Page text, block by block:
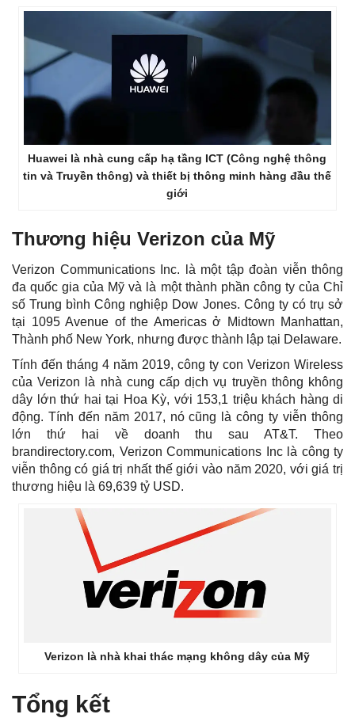
Huawei là nhà cung cấp hạ tầng ICT (Công nghệ thông
tin và Truyền thông) và thiết bị thông minh hàng đầu thế
giới
Thương hiệu Verizon của Mỹ
Verizon Communications Inc. là một tập đoàn viễn thông
đa quốc gia của Mỹ và là một thành phần công ty của Chỉ
số Trung bình Công nghiệp Dow Jones. Công ty có trụ sở
tại 1095 Avenue of the Americas ở Midtown Manhattan,
Thành phố New York, nhưng được thành lập tại Delaware.
Tính đến tháng 4 năm 2019, công ty con Verizon Wireless
của Verizon là nhà cung cấp dịch vụ truyền thông không
dây lớn thứ hai tại Hoa Kỳ, với 153,1 triệu khách hàng di
động. Tính đến năm 2017, nó cũng là công ty viễn thông
lớn thứ hai về doanh thu sau AT&T. Theo
brandirectory.com, Verizon Communications Inc là công ty
viễn thông có giá trị nhất thế giới vào năm 2020, với giá trị
thương hiệu là 69,639 tỷ USD.
Verizon là nhà khai thác mạng không dây của Mỹ
Tổng kết